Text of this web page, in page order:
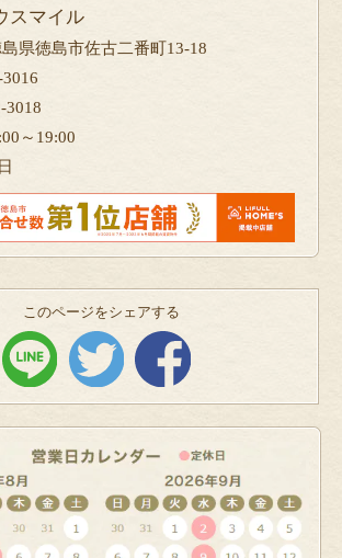
スマイル
県徳島市佐古二番町13-18
3018
～19:00
このページをシェアする